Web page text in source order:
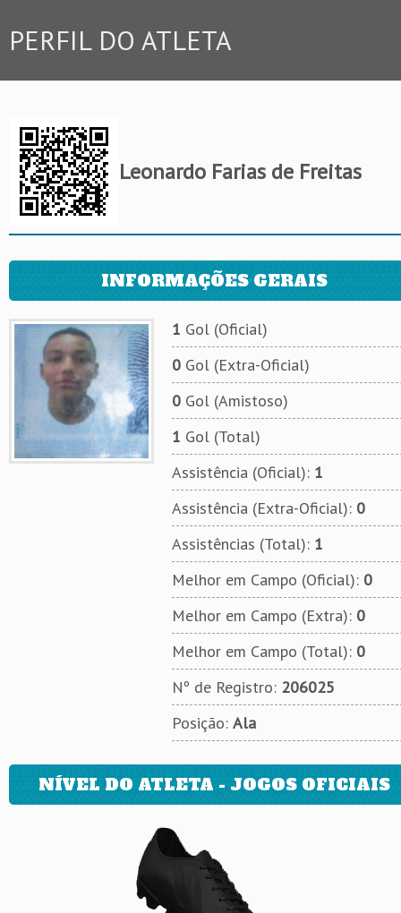
PERFIL DO ATLETA
Leonardo Farias de Freitas
INFORMAÇÕES GERAIS
1 Gol (Oficial)
0Gol (Extra-Oficial)
0Gol (Amistoso)
1 Gol (Total)
Assistência (Oficial): 1
Assistência (Extra-Oficial): 0
Assistências (Total): 1
Melhor em Campo (Oficial): 0
Melhor em Campo (Extra): 0
Melhor em Campo (Total): 0
Nº de Registro: 206025
Posição: Ala
NÍVEL DO ATLETA - JOGOS OFICIAIS